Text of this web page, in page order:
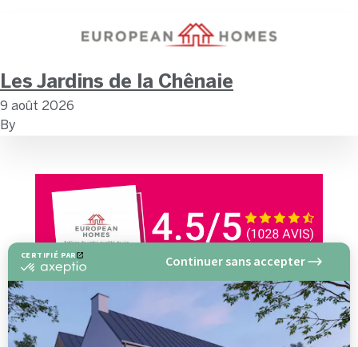
CERTIFIÉ PAR
certifié
En
savoir
plus
Continuer sans accepter
Les Jardins de la Chênaie
9 août 2026
By